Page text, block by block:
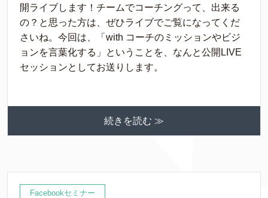
開ライブします！チームでコーチングって、出来る
の？と思った方は、ぜひライブでご覧になってくだ
さいね。今回は、「with コーチのミッションやビジ
ョンを言葉化する」ということを、なんと公開LIVE
セッションとしてお送りします。
続きを読む ≫
Facebookセミナー